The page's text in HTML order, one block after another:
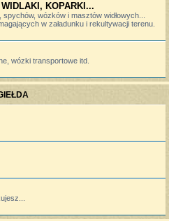
KOPARKI...
wózków i masztów widłowych...
w załadunku i rekultywacji terenu.
wózki transportowe itd.